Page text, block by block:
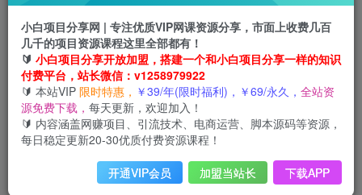
0 620 23
软件介绍
这是小编藏在网盘里几年的神器，下载好点击绿化，就可以
创建快捷方式
所有歌曲都免费听，无损下载，而且版权还比其它的音乐软
件多。
小白项目分享网 | 专注优质VIP网课资源分享，市面上收费几百
几千的项目资源课程这里全部都有！
🔰 小白项目分享开放加盟，搭建一个和小白项目分享一样的知识
付费平台，站长微信：v1258979922
🔰 本站VIP 限时特惠， ￥39/年(限时福利)，￥69/永久， 全站资
源免费下载， 每天更新，欢迎加入！
🔰 内容涵盖网赚项目、引流技术、电商运营、脚本源码等资源，
每日稳定更新20-30优质付费资源课程！
开通VIP会员 加盟当站长 下载APP